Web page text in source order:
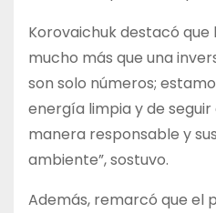
Korovaichuk destacó
mucho más que una
son solo números;
energía limpia y de
manera responsable y
ambiente”, sostuvo.
Además, remarcó que el